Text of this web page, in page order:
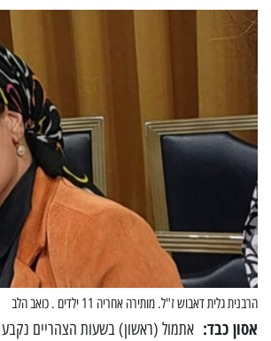
הרבנית גלית דאבוש ז"ל. מותירה אחריה 11 ילדים . כואב הלב
אסון כבד: אתמול (ראשון) בשעות הצהריים